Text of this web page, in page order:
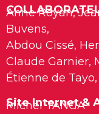
Anne Royan,
Buvens,
Abdou Cissé,
Claude Garnier,
Étienne de
Site Internet &
Michel TANGA